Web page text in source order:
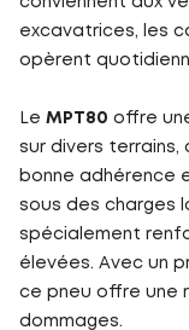
excavatrices, les
opèrent
Le MPT80 offre
sur divers terrains,
bonne adhérence
sous des charges
spécialement
élevées. Avec un
ce pneu offre une
dommages.